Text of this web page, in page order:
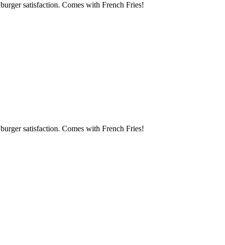
satisfaction. Comes with French Fries!
satisfaction. Comes with French Fries!